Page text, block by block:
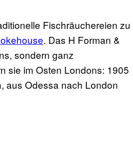
Fischräuchereien zu
. Das H Forman &
sondern ganz
sie im Osten Londons: 1905
aus Odessa nach London